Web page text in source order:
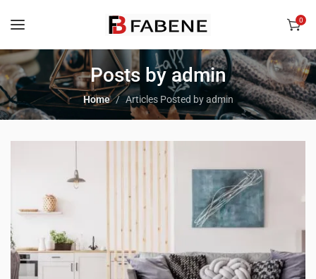
0
Posts by admin
Home Articles Posted by admin